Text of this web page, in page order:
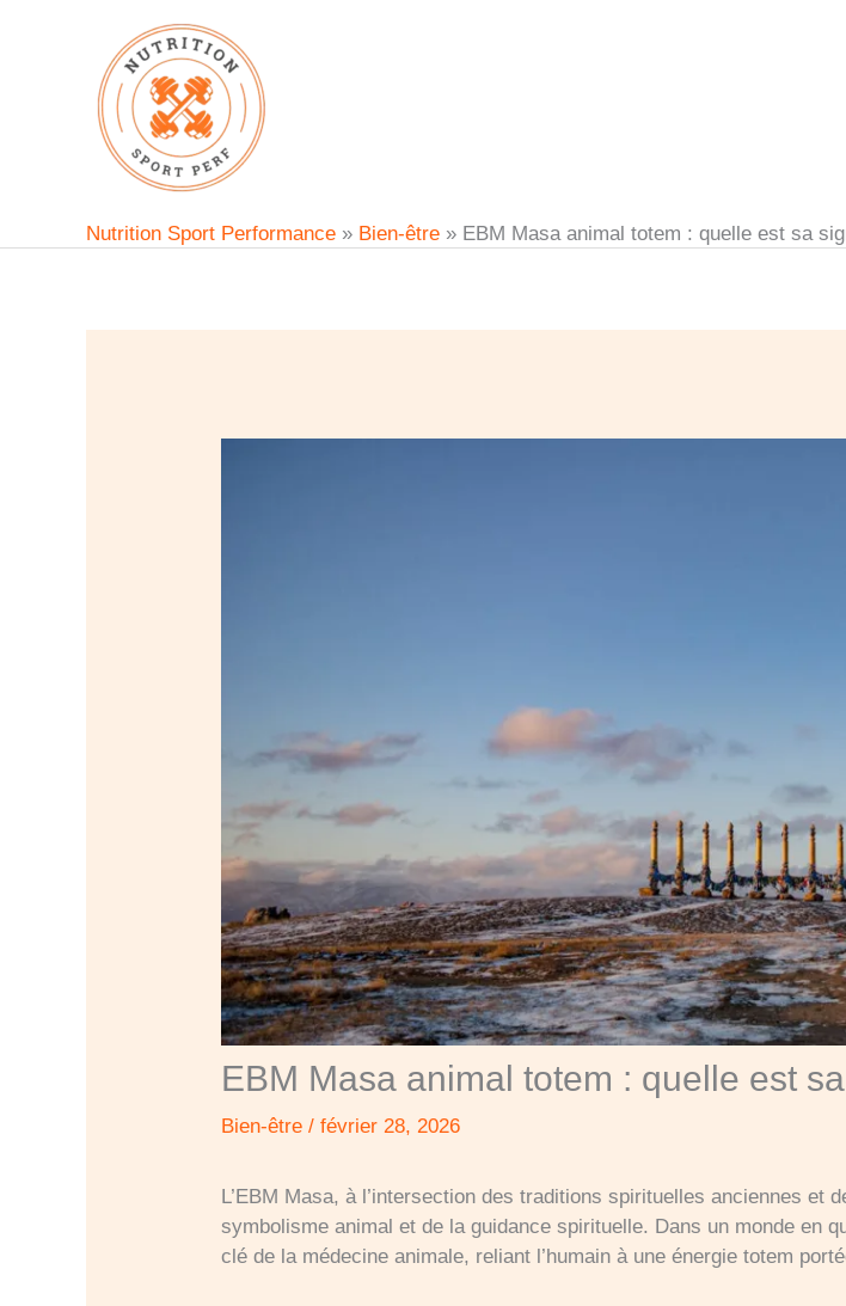
Nutrition Sport Performance » Bien-être » EBM Masa animal totem : quelle est sa
EBM Masa animal totem : quelle est
Bien-être /février 28, 2026
L’EBM Masa, à l’intersection des traditions spirituelles anciennes et
symbolisme animal et de la guidance spirituelle. Dans un monde en
clé de la médecine animale, reliant l’humain à une énergie totem